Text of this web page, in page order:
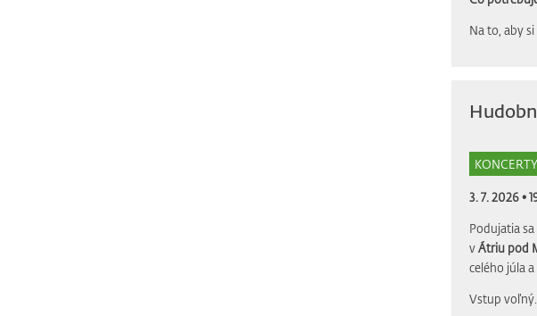
Na to, aby
KONCERTY
3. 7. 2026 •
Podujatia
vÁtriu pod
celého júla a
Vstup voľný.